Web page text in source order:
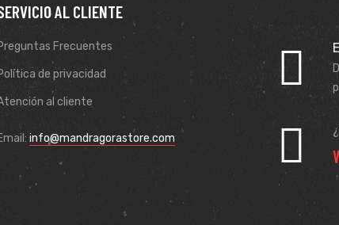
AL CLIENTE
Frecuentes
de privacidad
al cliente
info@mandragorastore.com